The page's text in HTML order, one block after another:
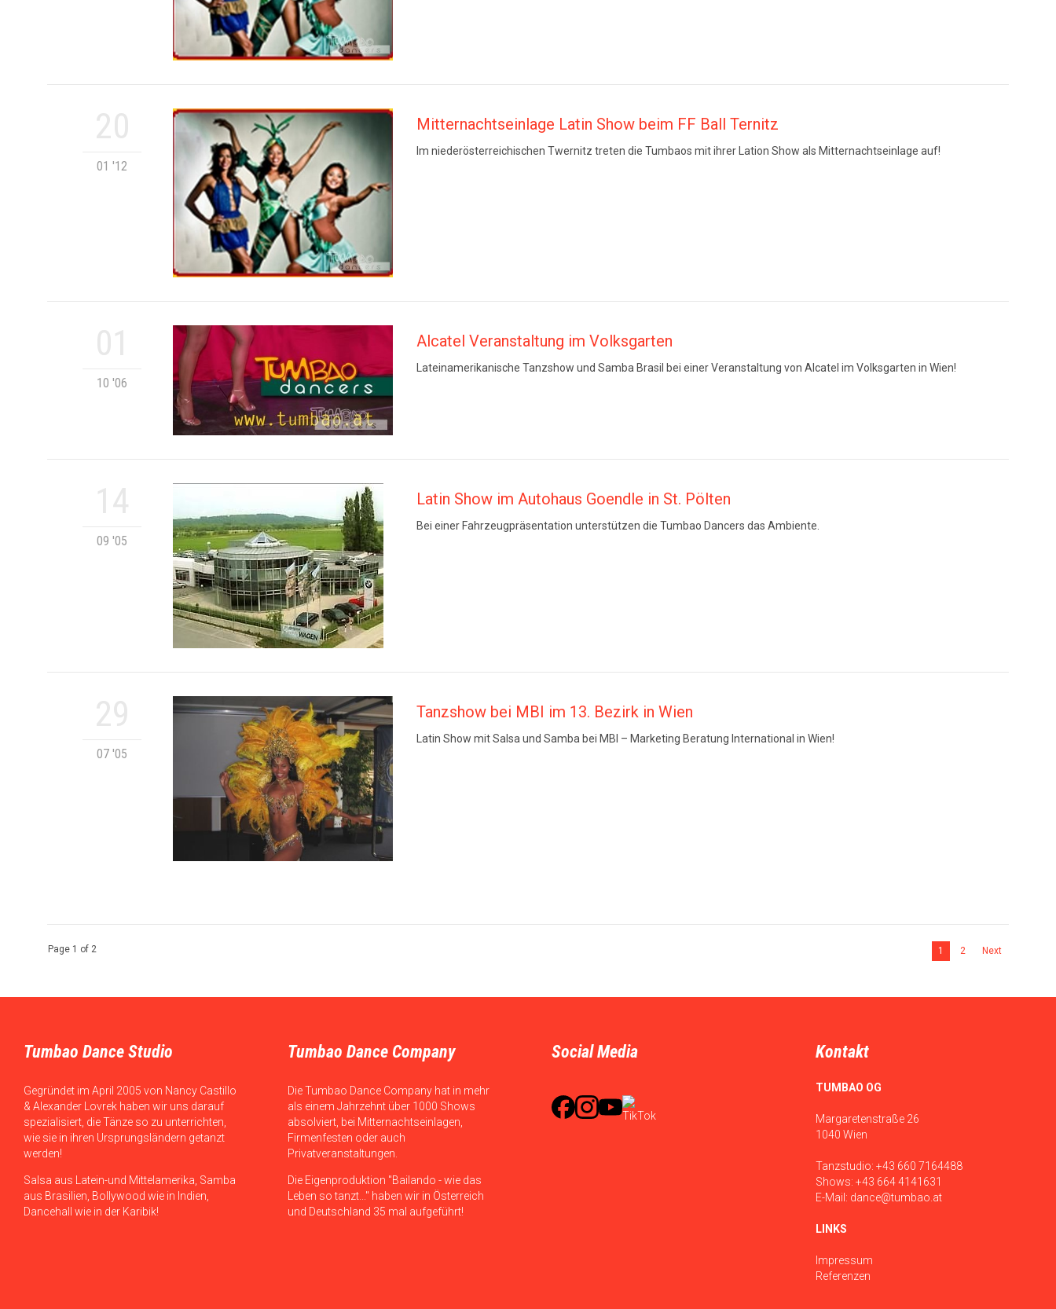
01 '12
Mitternachtseinlage Latin Show beim FF Ball Ternitz
Im niederösterreichischen Twernitz treten die Tumbaos mit ihrer Lation Show als Mitternachtseinlage auf!
10 '06
Alcatel Veranstaltung im Volksgarten
Lateinamerikanische Tanzshow und Samba Brasil bei einer Veranstaltung von Alcatel im Volksgarten in Wien!
09 '05
Latin Show im Autohaus Goendle in St. Pölten
Bei einer Fahrzeugpräsentation unterstützen die Tumbao Dancers das Ambiente.
07 '05
Tanzshow bei MBI im 13. Bezirk in Wien
Latin Show mit Salsa und Samba bei MBI – Marketing Beratung International in Wien!
Page 1 of 2 1 2 Next
Tumbao Dance Studio
Gegründet im April 2005 von Nancy Castillo
& Alexander Lovrek haben wir uns darauf
spezialisiert, die Tänze so zu unterrichten,
wie sie in ihren Ursprungsländern getanzt
werden!
Salsa aus Latein-und Mittelamerika, Samba
aus Brasilien, Bollywood wie in Indien,
Dancehall wie in der Karibik!
Tumbao Dance Company
Die Tumbao Dance Company hat in mehr
als einem Jahrzehnt über 1000 Shows
absolviert, bei Mitternachtseinlagen,
Firmenfesten oder auch
Privatveranstaltungen.
Die Eigenproduktion "Bailando - wie das
Leben so tanzt..." haben wir in Österreich
und Deutschland 35 mal aufgeführt!
Social Media Kontakt
TUMBAO OG
Margaretenstraße 26
1040 Wien
Tanzstudio: +43 660 7164488
Shows: +43 664 4141631
E-Mail: dance@tumbao.at
LINKS
Impressum
Referenzen